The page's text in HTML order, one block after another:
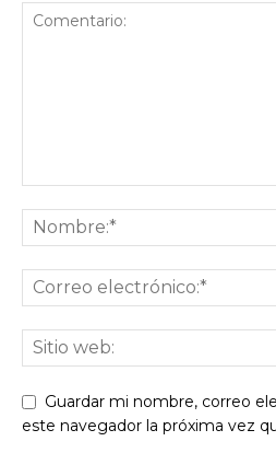
Guardar mi nombre, correo
este navegador la próxima vez